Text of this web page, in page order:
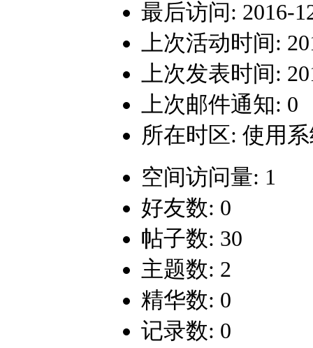
最后访问: 2016-
上次活动时间:
上次发表时间:
上次邮件通知: 0
所在时区: 使用
空间访问量: 1
好友数: 0
帖子数: 30
主题数: 2
精华数: 0
记录数: 0